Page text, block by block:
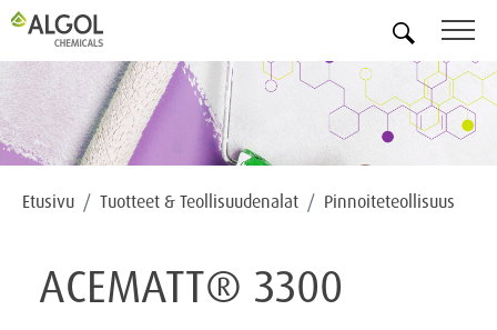
Etusivu Tuotteet & Teollisuudenalat Pinnoiteteollisuus
ACEMATT® 3300